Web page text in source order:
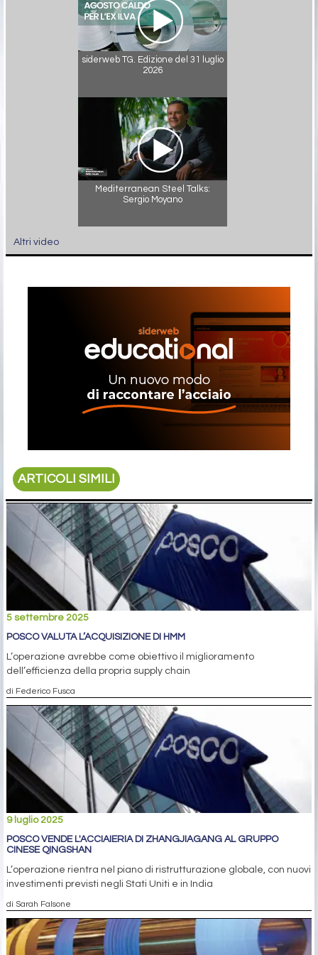
siderweb TG. Edizione del 31 luglio
2026
Mediterranean Steel Talks:
Sergio Moyano
Altri video
ARTICOLI SIMILI
5 settembre 2025
POSCO VALUTA L’ACQUISIZIONE DI HMM
L’operazione avrebbe come obiettivo il miglioramento
dell’efficienza della propria supply chain
di Federico Fusca
9 luglio 2025
POSCO VENDE L'ACCIAIERIA DI ZHANGJIAGANG AL GRUPPO
CINESE QINGSHAN
L’operazione rientra nel piano di ristrutturazione globale, con nuovi
investimenti previsti negli Stati Uniti e in India
di Sarah Falsone